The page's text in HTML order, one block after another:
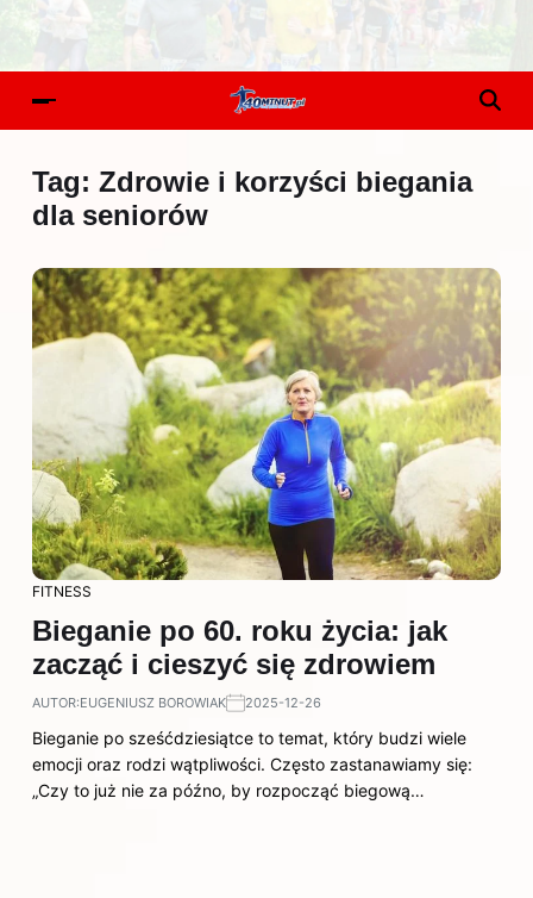
Tag: Zdrowie i korzyści biegania
dla seniorów
FITNESS
Bieganie po 60. roku życia: jak
zacząć i cieszyć się zdrowiem
AUTOR:EUGENIUSZ BOROWIAK 2025-12-26
Bieganie po sześćdziesiątce to temat, który budzi wiele
emocji oraz rodzi wątpliwości. Często zastanawiamy się:
„Czy to już nie za późno, by rozpocząć biegową…